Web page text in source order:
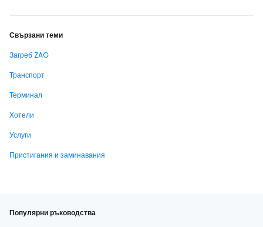
Свързани теми
Загреб ZAG
Транспорт
Терминал
Хотели
Услуги
Пристигания и заминавания
Популярни ръководства